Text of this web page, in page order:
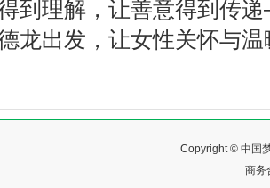
到理解，让善意得到传
龙出发，让女性关怀与
Copyright © 中国
商